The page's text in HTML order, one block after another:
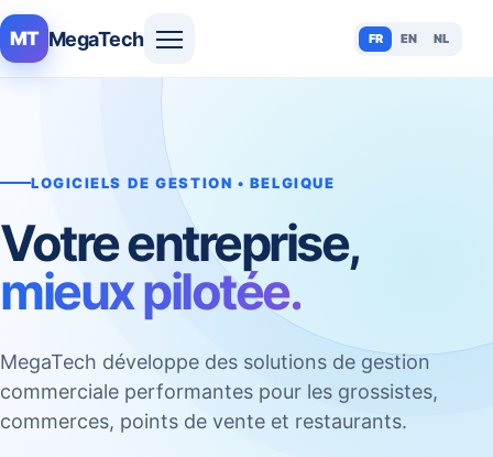
MT MegaTech FR EN NL
LOGICIELS DE GESTION • BELGIQUE
Votre entreprise,
mieux pilotée.
MegaTech développe des solutions de gestion
commerciale performantes pour les grossistes,
commerces, points de vente et restaurants.